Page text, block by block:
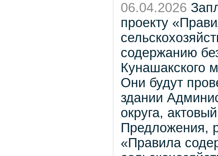
06.04.2026
проекту
содержанию
Кунашакского
Они будут
здании
округа,
Предложения,
«Правила